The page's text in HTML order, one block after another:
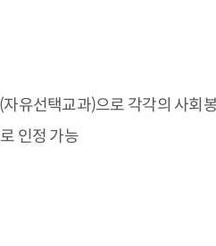
선택교과)으로 각각의 사회
인정 가능